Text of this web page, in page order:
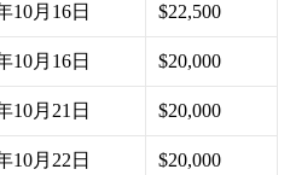
10月16日 $22,500
10月16日 $20,000
10月21日 $20,000
10月22日 $20,000